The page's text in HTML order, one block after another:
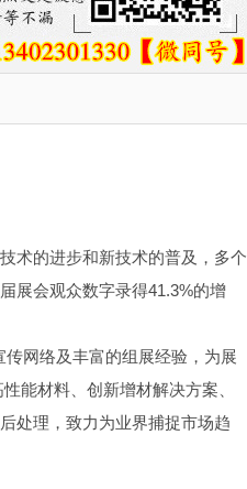
术的进步和新技术的普及，多个
展会观众数字录得41.3%的增
网络及丰富的组展经验，为展
能材料、创新增材解决方案、
处理，致力为业界捕捉市场趋